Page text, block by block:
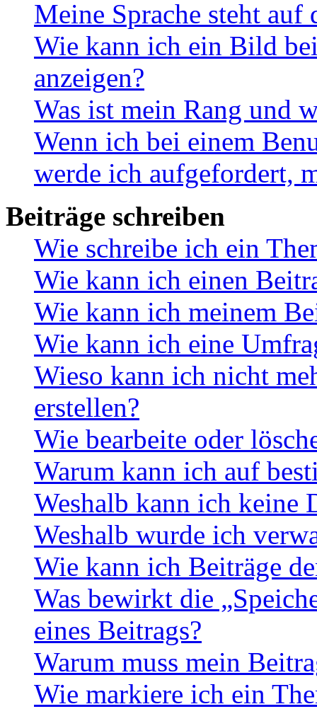
Meine Sprache steht
Wie kann ich ein Bild
anzeigen?
Was ist mein Rang und
Wenn ich bei einem
werde ich aufgefordert,
Beiträge schreiben
Wie schreibe ich ein
Wie kann ich einen
Wie kann ich meinem
Wie kann ich eine
Wieso kann ich nicht
erstellen?
Wie bearbeite oder
Warum kann ich auf
Weshalb kann ich keine
Weshalb wurde ich
Wie kann ich Beiträge
Was bewirkt die
eines Beitrags?
Warum muss mein
Wie markiere ich ein